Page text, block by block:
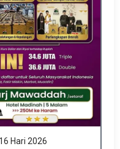
Hari 2026